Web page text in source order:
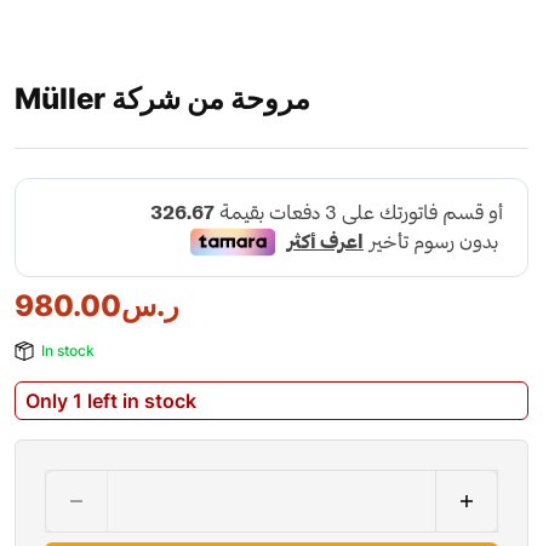
Müller مروحة من شركة
ر.س980.00
In stock
Only 1 left in stock